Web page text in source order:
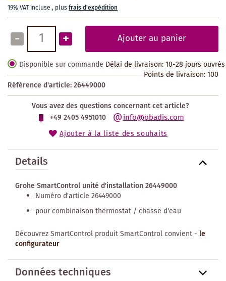
19% VAT incluse , plusfrais d'expédition
- + Ajouter au panier
Disponible sur commande Délai de livraison: 10-28 jours ouvrés
Points de livraison:100
Référence d'article:26449000
Vous avez des questions concernant cet article?
+49 2405 4951010
info@obadis.com
Ajouter à la liste des souhaits
Details
Grohe SmartControl unité d'installation 26449000
Numéro d'article 26449000
pour combinaison thermostat / chasse d'eau
Découvrez SmartControl produit SmartControl convient - le
configurateur
Données techniques